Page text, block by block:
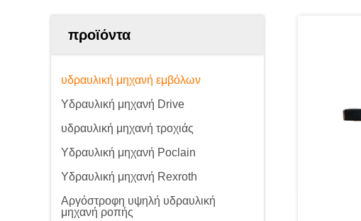
προϊόντα
υδραυλική μηχανή εμβόλων
Υδραυλική μηχανή Drive
υδραυλική μηχανή τροχιάς
Υδραυλική μηχανή Poclain
Υδραυλική μηχανή Rexroth
Αργόστροφη υψηλή υδραυλική
μηχανή ροπής